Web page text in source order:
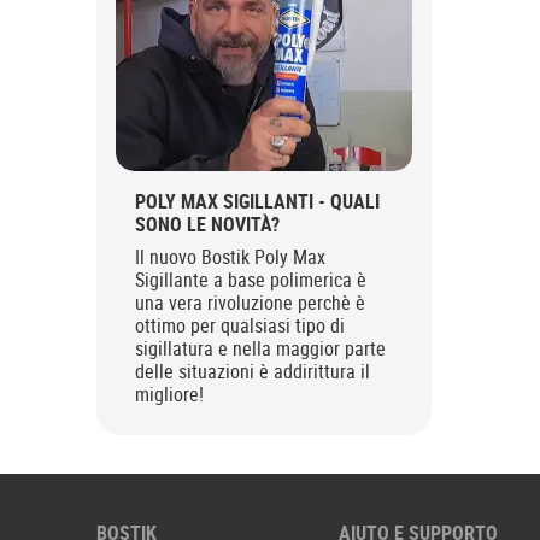
POLY MAX SIGILLANTI - QUALI
SONO LE NOVITÀ?
Il nuovo Bostik Poly Max
Sigillante a base polimerica è
una vera rivoluzione perchè è
ottimo per qualsiasi tipo di
sigillatura e nella maggior parte
delle situazioni è addirittura il
migliore!
BOSTIK AIUTO E SUPPORTO